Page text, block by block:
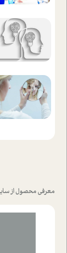
معرفی محصول از